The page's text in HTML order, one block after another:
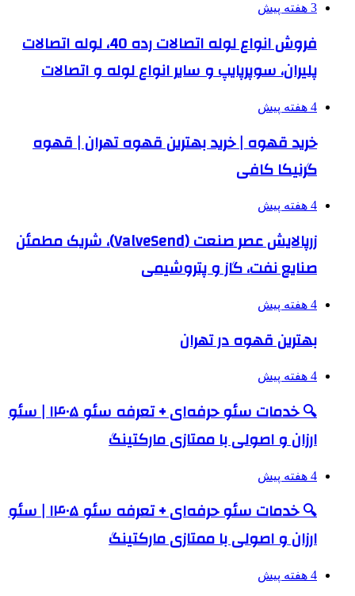
3 هفته پیش
فروش انواع لوله اتصالات رده 40، لوله اتصالات
پلیران، سوپرپایپ و سایر انواع لوله و اتصالات
4 هفته پیش
خرید قهوه | خرید بهترین قهوه تهران | قهوه
گرنیکا کافی
4 هفته پیش
زرپالایش عصر صنعت (ValveSend)، شریک مطمئن
صنایع نفت، گاز و پتروشیمی
4 هفته پیش
بهترین قهوه در تهران
4 هفته پیش
🔍 خدمات سئو حرفه‌ای + تعرفه سئو ۱۴۰۵ | سئو
ارزان و اصولی با ممتازی مارکتینگ
4 هفته پیش
🔍 خدمات سئو حرفه‌ای + تعرفه سئو ۱۴۰۵ | سئو
ارزان و اصولی با ممتازی مارکتینگ
4 هفته پیش